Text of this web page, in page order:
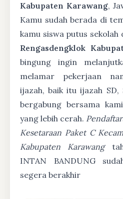
Kabupaten Karawang,
Kamu sudah berada di
kamu siswa putus sekolah
Rengasdengklok
bingung ingin
melamar pekerjaan
ijazah, baik itu ijazah SD,
bergabung bersama
yang lebih cerah.
Kesetaraan Paket C
Kabupaten Karawang
INTAN BANDUNG
segera berakhir